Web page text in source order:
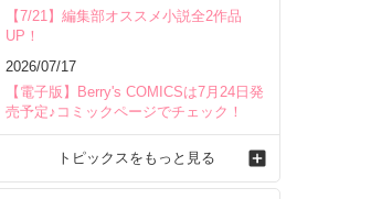
【7/21】編集部オススメ小説全2作品
UP！
2026/07/17
【電子版】Berry's COMICSは7月24日発
売予定♪コミックページでチェック！
トピックスをもっと見る